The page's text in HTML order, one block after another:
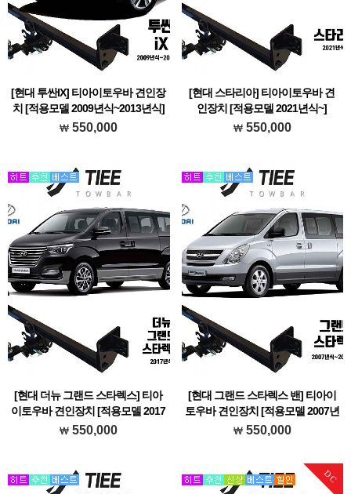
[현대 투싼IX] 티아이토우바 견인장
치 [적용모델 2009년식~2013년식]
현대 투싼IX에 장착가능한 티아이토우바
550,000
[현대 스타리아] 티아이토우바 견
인장치 [적용모델 2021년식~]
현대 스타리아에 장착가능한 티아이토우
550,000
[현대 더뉴 그랜드 스타렉스] 티아
이토우바 견인장치 [적용모델 2017
년식~]
550,000
[현대 그랜드 스타렉스 밴] 티아이
토우바 견인장치 [적용모델 2007년
식~2017년식]
550,000
DC